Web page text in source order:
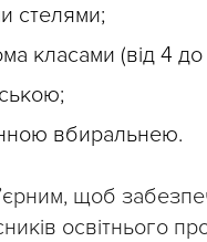
стелями;
класами (від 4 до
вбиральнею.
щоб
освітнього